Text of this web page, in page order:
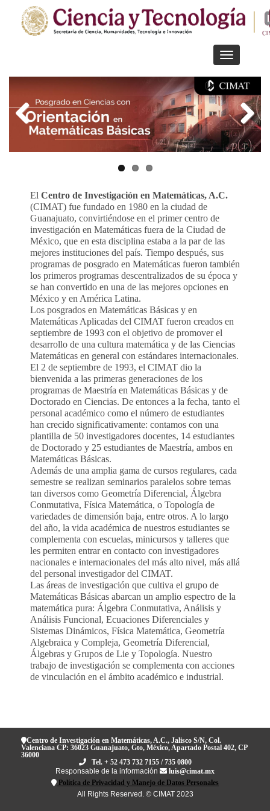
contenido
Toggle
navigation
El Centro de Investigación en Matemáticas, A.C.
(CIMAT) fue fundado en 1980 en la ciudad de
Guanajuato, convirtiéndose en el primer centro de
investigación en Matemáticas fuera de la Ciudad de
México, que en esta disciplina estaba a la par de las
mejores instituciones del país. Tiempo después, sus
programas de posgrado en Matemáticas fueron también
los primeros programas descentralizados de su época y
se han convertido en una de las mejores opciones en
México y en América Latina.
Los posgrados en Matemáticas Básicas y en
Matemáticas Aplicadas del CIMAT fueron creados en
septiembre de 1993 con el objetivo de promover el
desarrollo de una cultura matemática y de las Ciencias
Matemáticas en general con estándares internacionales.
El 2 de septiembre de 1993, el CIMAT dio la
bienvenida a las primeras generaciones de los
programas de Maestría en Matemáticas Básicas y de
Doctorado en Ciencias. De entonces a la fecha, tanto el
personal académico como el número de estudiantes
han crecido significativamente: contamos con una
plantilla de 50 investigadores docentes, 14 estudiantes
de Doctorado y 25 estudiantes de Maestría, ambos en
Matemáticas Básicas.
Además de una amplia gama de cursos regulares, cada
semestre se realizan seminarios paralelos sobre temas
tan diversos como Geometría Diferencial, Álgebra
Conmutativa, Física Matemática, o Topología de
variedades de dimensión baja, entre otros. A lo largo
del año, la vida académica de nuestros estudiantes se
complementa con escuelas, minicursos y talleres que
les permiten entrar en contacto con investigadores
nacionales e internacionales del más alto nivel, más allá
del personal investigador del CIMAT.
Las áreas de investigación que cultiva el grupo de
Matemáticas Básicas abarcan un amplio espectro de la
matemática pura: Álgebra Conmutativa, Análisis y
Análisis Funcional, Ecuaciones Diferenciales y
Sistemas Dinámicos, Física Matemática, Geometría
Algebraica y Compleja, Geometría Diferencial,
Álgebras y Grupos de Lie y Topología. Nuestro
trabajo de investigación se complementa con acciones
de vinculación en el ámbito académico e industrial.
Centro de Investigación en Matemáticas, A.C., Jalisco S/N, Col.
Valenciana CP: 36023 Guanajuato, Gto, México, Apartado Postal 402, CP
36000
Tel. + 52 473 732 7155 / 735 0800
Responsable de la información
luis@cimat.mx
Política de Privacidad y Manejo de Datos Personales
All Rights Reserved. © CIMAT 2023